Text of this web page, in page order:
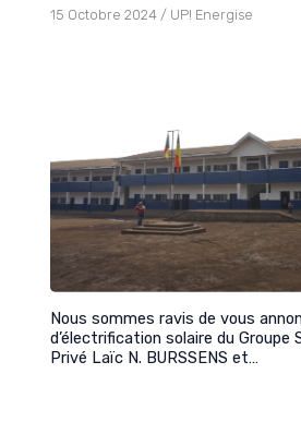
15 Octobre 2024/ UP! Energise
Nous sommes ravis de vous
d’électrification solaire du Groupe
Privé Laïc N. BURSSENS et…